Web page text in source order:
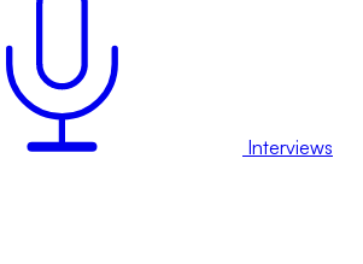
Interviews